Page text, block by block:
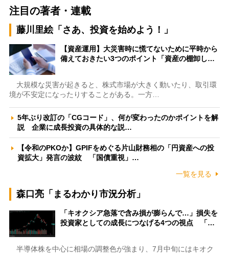
注目の著者・連載
藤川里絵「さあ、投資を始めよう！」
【資産運用】大災害時に慌てないために平時から
備えておきたい3つのポイント「資産の棚卸し…
大規模な災害が起きると、株式市場が大きく動いたり、取引環
境が不安定になったりすることがある。一方…
5年ぶり改訂の「CGコード」、何が変わったのかポイントを解
説 企業に成長投資の具体的な説…
【令和のPKOか】GPIFをめぐる片山財務相の「円資産への投
資拡大」発言の波紋 「国債重視」…
一覧を見る
森口亮「まるわかり市況分析」
「キオクシア急落で含み損が膨らんで…」損失を
投資家としての成長につなげる4つの視点 「…
半導体株を中心に相場の調整色が強まり、7月中旬にはキオク